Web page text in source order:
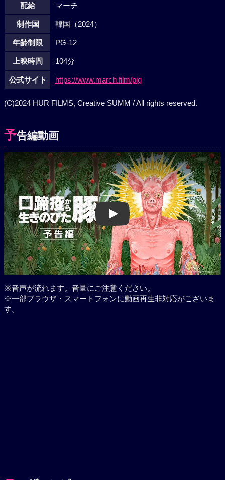
配給 マーチ
制作国 韓国（2024）
年齢制限 PG-12
上映時間 104分
公式サイト https://www.march.film/pig
(C)2024 HUR FILMS, Creative SUMM / All rights reserved.
予告編動画
Play
※音声が流れます。音量にご注意ください。
※一部ブラウザ・スマートフォンに動画再生非対応がございま
す。